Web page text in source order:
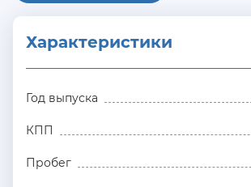
Характеристики
Год выпуска
КПП
Пробег